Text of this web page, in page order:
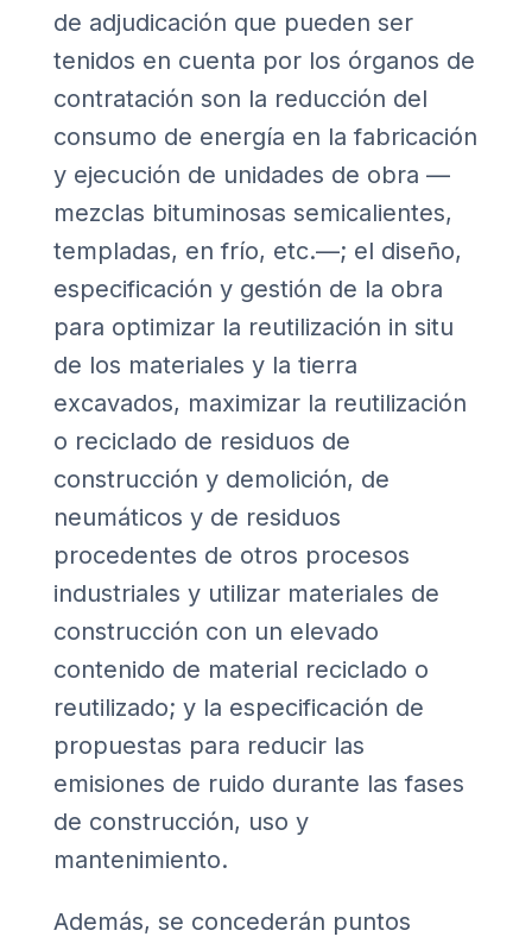
de adjudicación que pueden ser
tenidos en cuenta por los órganos de
contratación son la reducción del
consumo de energía en la fabricación
y ejecución de unidades de obra —
mezclas bituminosas semicalientes,
templadas, en frío, etc.—; el diseño,
especificación y gestión de la obra
para optimizar la reutilización in situ
de los materiales y la tierra
excavados, maximizar la reutilización
o reciclado de residuos de
construcción y demolición, de
neumáticos y de residuos
procedentes de otros procesos
industriales y utilizar materiales de
construcción con un elevado
contenido de material reciclado o
reutilizado; y la especificación de
propuestas para reducir las
emisiones de ruido durante las fases
de construcción, uso y
mantenimiento.
Además, se concederán puntos